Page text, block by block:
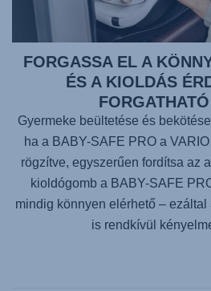
FORGASSA EL A
ÉS A KIOLDÁS
Gyermeke beültetése és
ha a BABY-SAFE PRO a
rögzítve, egyszerűen fordítsa az
kioldógomb a BABY-SAFE
mindig könnyen elérhető –
is rendkívül